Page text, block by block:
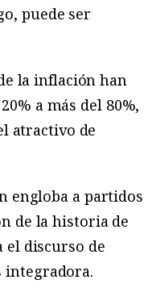
puede ser
la inflación han
a más del 80%,
atractivo de
engloba a partidos
de la historia de
el discurso de
integradora.